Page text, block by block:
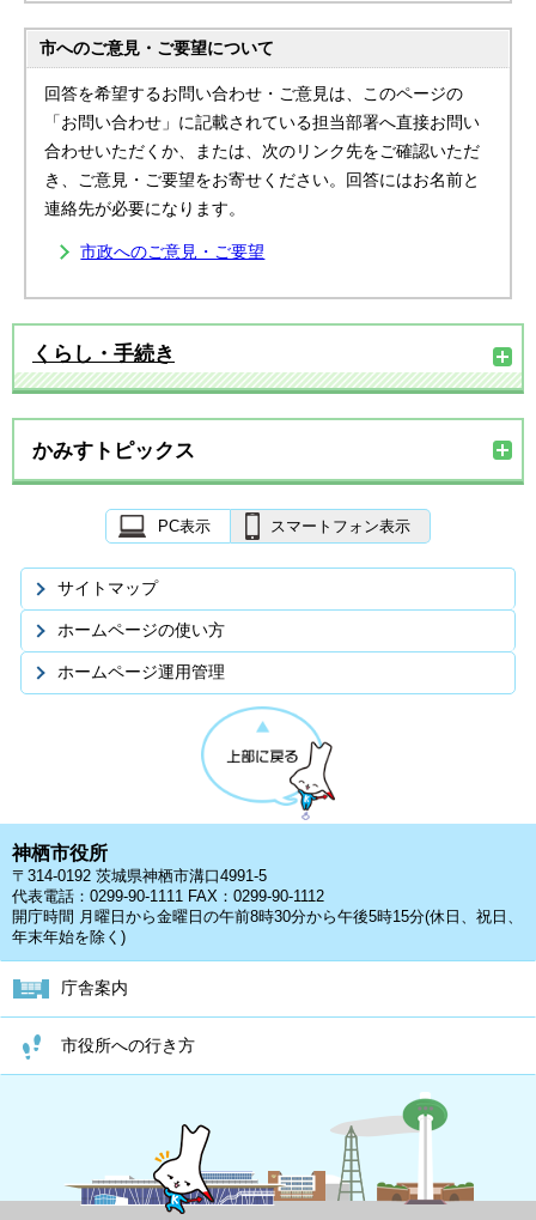
市へのご意見・ご要望について
回答を希望するお問い合わせ・ご意見は、このページの
「お問い合わせ」に記載されている担当部署へ直接お問い
合わせいただくか、または、次のリンク先をご確認いただ
き、ご意見・ご要望をお寄せください。回答にはお名前と
連絡先が必要になります。
市政へのご意見・ご要望
くらし・手続き
かみすトピックス
PC表示 スマートフォン表示
サイトマップ
ホームページの使い方
ホームページ運用管理
神栖市役所
〒314-0192 茨城県神栖市溝口4991-5
代表電話：0299-90-1111 FAX：0299-90-1112
開庁時間 月曜日から金曜日の午前8時30分から午後5時15分(休日、祝日、
年末年始を除く)
庁舎案内
市役所への行き方